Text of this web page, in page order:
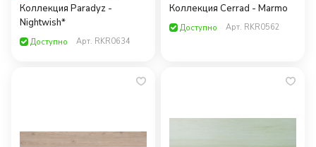
Коллекция Paradyz -
Nightwish*
Доступно Арт. RKR0634
Коллекция Cerrad - Marmo
Доступно Арт. RKR0562